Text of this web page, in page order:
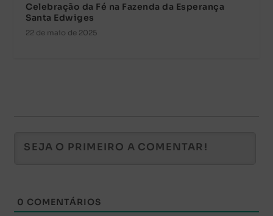
Celebração da Fé na Fazenda da Esperança
Santa Edwiges
22 de maio de 2025
0 COMENTÁRIOS